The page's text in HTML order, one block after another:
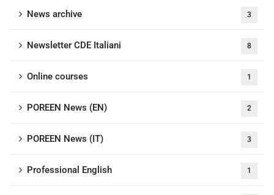
News archive 3
Newsletter CDE Italiani 8
Online courses 1
POREEN News (EN) 2
POREEN News (IT) 3
Professional English 1